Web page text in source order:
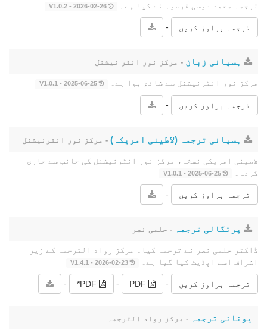
ترجمہ محمد عیسی قرسیہ نے کیا ہے۔ 2026-02-26 - V1.0.2
ترجمہ براوز کریں -
ہسپانی زبان - مرکز نور انٹر نیشنل
مرکز نور انٹرنیشنل سے شائع ہوا ہے۔ 2025-06-25 - V1.0.1
ترجمہ براوز کریں -
ہسپانی ترجمہ (لاطینی امریکہ) - مرکز نور انٹرنیشنل
لاطینی امریکی نسخہ، مرکز نور انٹرنیشنل کی جانب سے جاری
کردہ۔
2025-06-25 - V1.0.1
ترجمہ براوز کریں -
پرتگالی ترجمہ - حلمی نصر
ڈاکٹر حلمی نصر نے ترجمہ کیا۔ مرکز رواد الترجمہ کے زیر
اشراف اسے اپڈیٹ کیا گیا ہے۔
2026-02-23 - V1.4.1
ترجمہ براوز کریں -
-
-
یونانی ترجمہ - مرکز رواد الترجمہ